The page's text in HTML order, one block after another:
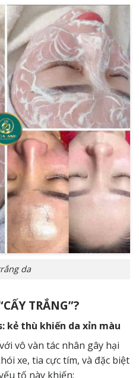
da
TRẮNG”?
kẻ thù khiến da xỉn màu
vô vàn tác nhân gây hại
xe, tia cực tím, và đặc biệt
tố này khiến: